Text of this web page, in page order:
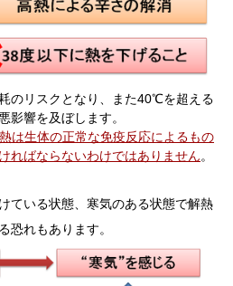
のリスクとなり、また40℃を超える
影響を及ぼします。
は生体の正常な免疫反応によるもの
ればならないわけではありません。
ている状態、寒気のある状態で解熱
恐れもあります。